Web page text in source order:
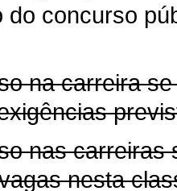
do concurso
na carreira
nas carreiras
nesta